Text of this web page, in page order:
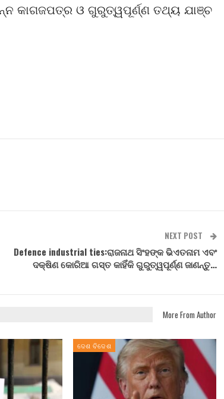
କାଗଜପତ୍ର ଓ ଗୁରୁତ୍ୱପୂର୍ଣ୍ଣ ତଥ୍ୟ ଯାଞ୍ଚ
NEXT POST
Defence industrial ties:ରାଜନାଥ ସିଂହଙ୍କ ଭିଏତନାମ ଏବଂ
ଦକ୍ଷିଣ କୋରିଆ ଗସ୍ତ କାହିଁକି ଗୁରୁତ୍ୱପୂର୍ଣ୍ଣ ଜାଣନ୍ତୁ…
More From Author
ଦେଶ ବିଦେଶ